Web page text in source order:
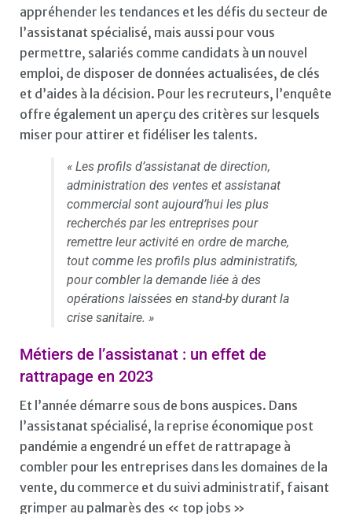
appréhender les tendances et les défis du secteur de
l’assistanat spécialisé, mais aussi pour vous
permettre, salariés comme candidats à un nouvel
emploi, de disposer de données actualisées, de clés
et d’aides à la décision. Pour les recruteurs, l’enquête
offre également un aperçu des critères sur lesquels
miser pour attirer et fidéliser les talents.
« Les profils d’assistanat de direction,
administration des ventes et assistanat
commercial sont aujourd’hui les plus
recherchés par les entreprises pour
remettre leur activité en ordre de marche,
tout comme les profils plus administratifs,
pour combler la demande liée à des
opérations laissées en stand-by durant la
crise sanitaire. »
Métiers de l’assistanat : un effet de
rattrapage en 2023
Et l’année démarre sous de bons auspices. Dans
l’assistanat spécialisé, la reprise économique post
pandémie a engendré un effet de rattrapage à
combler pour les entreprises dans les domaines de la
vente, du commerce et du suivi administratif, faisant
grimper au palmarès des « top jobs »